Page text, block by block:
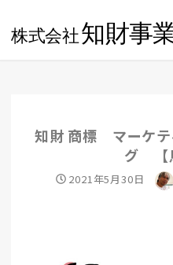
知財 商標 マーケ
グ 【
投稿日
2021年5月30日 著者